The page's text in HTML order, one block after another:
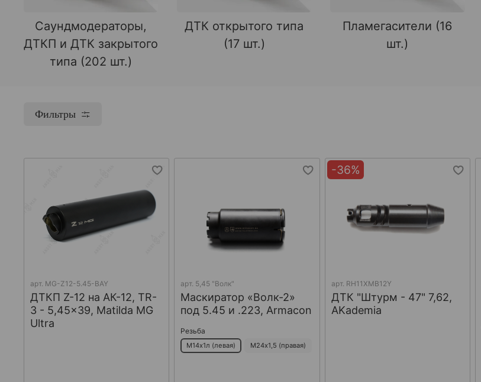
Саундмодераторы,
ДТКП и ДТК закрытого
типа (202 шт.)
ДТК открытого типа
(17 шт.)
Пламегасители (16
шт.)
Фильтры
арт. MG-Z12-5.45-BAY
ДТКП Z-12 на АК-12, TR-
3 - 5,45x39, Matilda MG
Ultra
арт. 5,45 "Волк"
Маскиратор «Волк-2»
под 5.45 и .223, Armacon
Резьба
М14х1л (левая) М24х1,5 (правая)
-36%
арт. RH11XMB12Y
ДТК "Штурм - 47" 7,62,
AKademia